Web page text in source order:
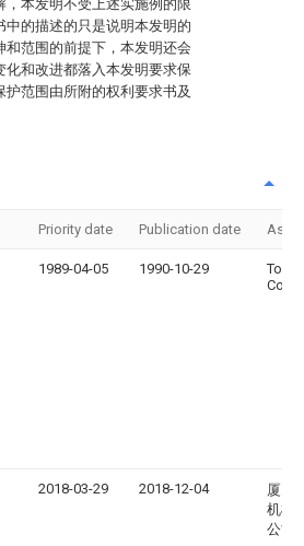
本发明不受上述实施例的限
的描述的只是说明本发明的
和范围的前提下，本发明还会
化和改进都落入本发明要求保
范围由所附的权利要求书及
Priority date Publication date
1989-04-05 1990-10-29
Corp
2018-03-29 2018-12-04
厦门
机械
公司